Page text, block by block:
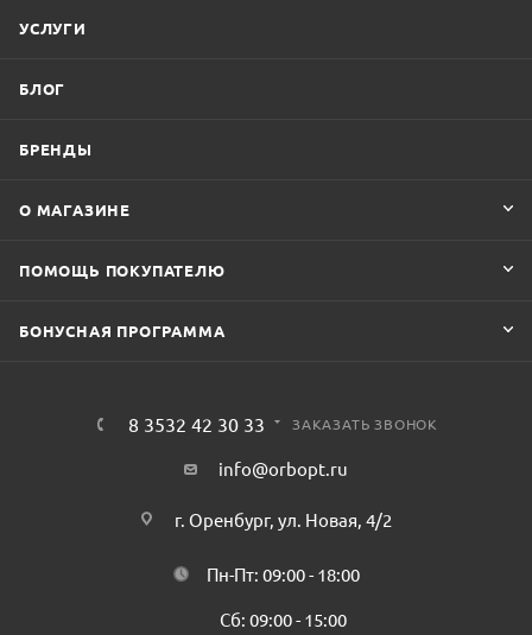
УСЛУГИ
БЛОГ
БРЕНДЫ
О МАГАЗИНЕ
ПОМОЩЬ ПОКУПАТЕЛЮ
БОНУСНАЯ ПРОГРАММА
8 3532 42 30 33 ЗАКАЗАТЬ ЗВОНОК
info@orbopt.ru
г. Оренбург, ул. Новая, 4/2
Пн-Пт: 09:00 - 18:00
Сб: 09:00 - 15:00